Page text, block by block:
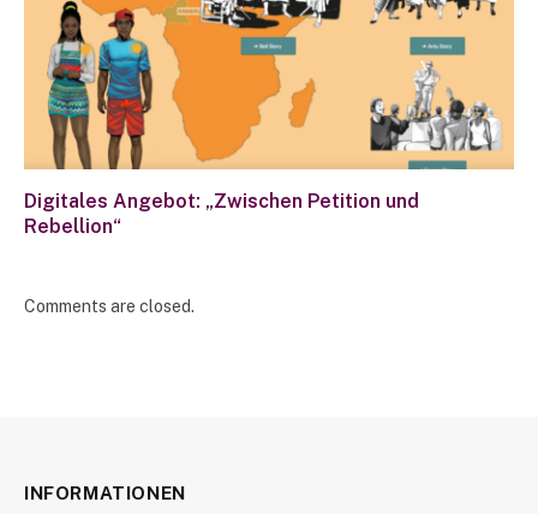
Digitales Angebot: „Zwischen Petition und
Rebellion“
Comments are closed.
INFORMATIONEN